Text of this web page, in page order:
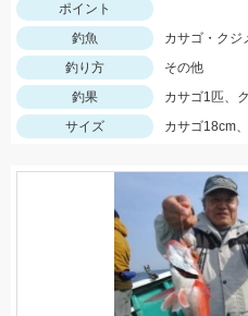
ポイント
釣魚
カサゴ・クジ
釣り方
その他
釣果
カサゴ1匹、
サイズ
カサゴ18cm